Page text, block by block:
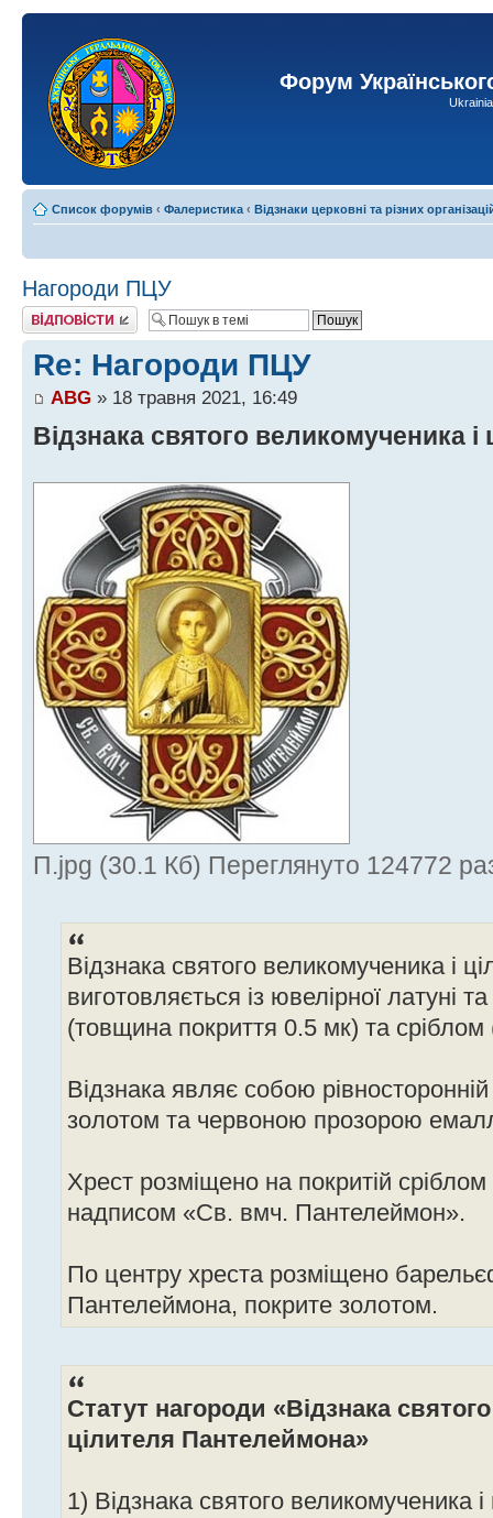
Форум
Список форумів ‹ Фалеристика ‹ Відзнаки церковні та різних
Нагороди ПЦУ
Відповісти
Re: Нагороди ПЦУ
ABG » 18 травня 2021, 16:49
Відзнака святого великомученика
П.jpg (30.1 Кб) Переглянуто 124772
Відзнака святого великомученика і
виготовляється із ювелірної латуні
(товщина покриття 0.5 мк) та
Відзнака являє собою
золотом та червоною прозорою
Хрест розміщено на покритій сріблом
надписом «Св. вмч. Пантелеймон».
По центру хреста розміщено
Пантелеймона, покрите золотом.
Статут нагороди «Відзнака
цілителя Пантелеймона»
1) Відзнака святого великомученика